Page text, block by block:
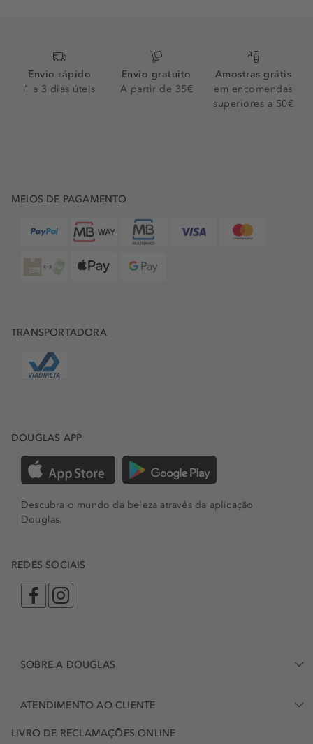
Envio rápido
1 a 3 dias úteis
Envio gratuito
A partir de 35€
Amostras grátis
em encomendas
superiores a 50€
MEIOS DE PAGAMENTO
TRANSPORTADORA
DOUGLAS APP
Descubra o mundo da beleza através da aplicação
Douglas.
REDES SOCIAIS
SOBRE A DOUGLAS
ATENDIMENTO AO CLIENTE
LIVRO DE RECLAMAÇÕES ONLINE